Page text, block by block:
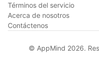
Términos del servicio
Acerca de nosotros
Contáctenos
© AppMind 2026.